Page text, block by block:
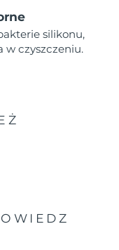
silikonu,
w czyszczeniu.